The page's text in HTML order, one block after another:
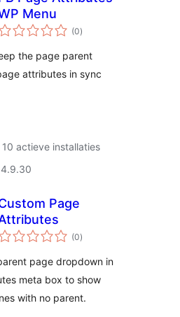
Menu
(0totaal
waarderingen
)
the page parent
attributes in sync
actieve installaties
Page
(0totaal
waarderingen
)
page dropdown in
meta box to show
with no parent.